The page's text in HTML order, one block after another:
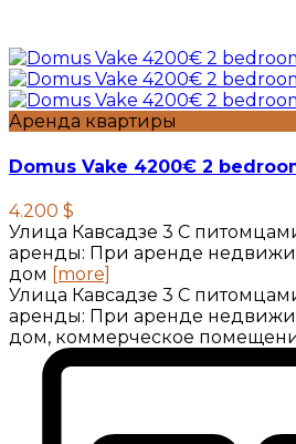
Аренда квартиры
Domus Vake 4200€ 2
4.200 $
Улица Кавсадзе 3 C
аренды: При аренде
дом [more]
Улица Кавсадзе 3 C
аренды: При аренде
дом, коммерческое